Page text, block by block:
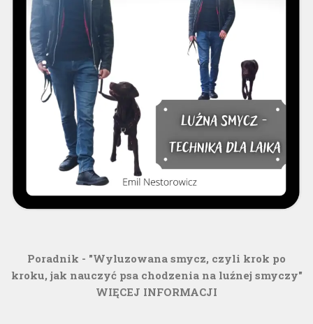
Poradnik - "Wyluzowana smycz, czyli krok po
kroku, jak nauczyć psa chodzenia na luźnej smyczy"
WIĘCEJ INFORMACJI